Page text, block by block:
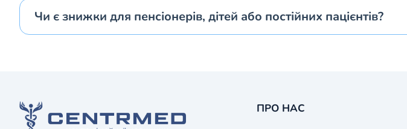
Чи є знижки для пенсіонерів, дітей або постійних пацієнтів?
ПРО НАС